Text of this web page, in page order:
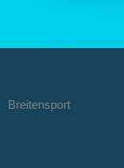
Breitensport